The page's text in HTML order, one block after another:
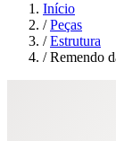
Início
/ Peças
/ Estrutura
/ Remendo